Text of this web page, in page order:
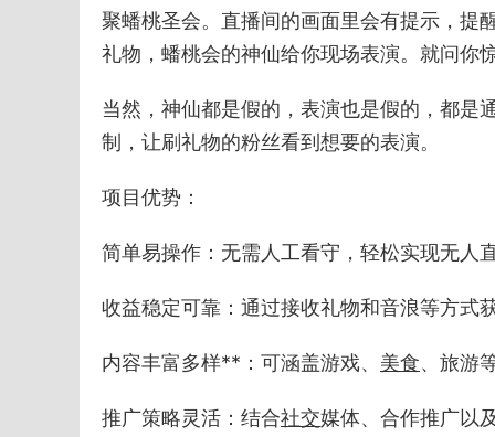
聚蟠桃圣会。直播间的画面里会有提示，提
礼物，蟠桃会的神仙给你现场表演。就问你
当然，神仙都是假的，表演也是假的，都是
制，让刷礼物的粉丝看到想要的表演。
项目优势：
简单易操作：无需人工看守，轻松实现无人
收益稳定可靠：通过接收礼物和音浪等方式
内容丰富多样**：可涵盖游戏、 美食、旅游
推广策略灵活：结合社交媒体、合作推广以